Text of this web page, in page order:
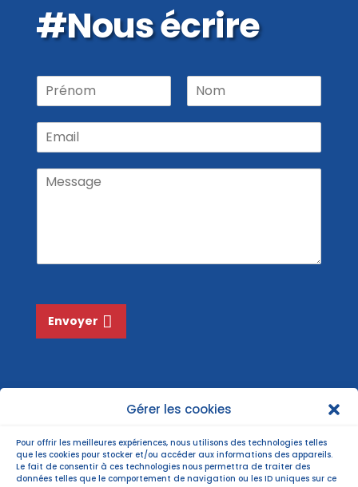
Gérer les cookies
Pour offrir les meilleures expériences, nous utilisons des technologies telles
que les cookies pour stocker et/ou accéder aux informations des appareils.
Le fait de consentir à ces technologies nous permettra de traiter des
données telles que le comportement de navigation ou les ID uniques sur ce
#Nous écrire
P
P
r
n
N
o
E
m
M
e
Envoyer